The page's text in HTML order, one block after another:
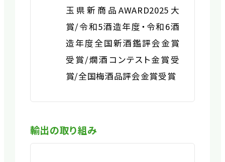
玉県新商品AWARD2025大
賞/令和5酒造年度・令和6酒
造年度全国新酒鑑評会金賞
受賞/燗酒コンテスト金賞受
賞/全国梅酒品評会金賞受賞
輸出の取り組み